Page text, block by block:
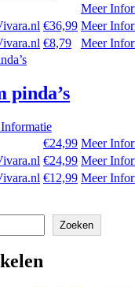
Meer
€36,99 Meer
€8,79 Meer
pinda’s
€24,99 Meer
€24,99 Meer
€12,99 Meer
Zoeken